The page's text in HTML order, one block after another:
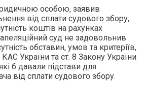
особою, заявив
від сплати судового збору,
коштів на рахунках
суд не задовольнив
обставин, умов та критеріїв,
України та ст. 8 Закону України
б давали підстави для
від сплати судового збору.